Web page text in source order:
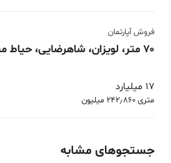
فروش آپارتمان
17 میلیارد
متری 242٫860 میلیون
جستجوهای مشابه